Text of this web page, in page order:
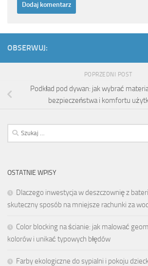
OBSERWUJ:
POPRZEDNI POST
Podkład pod dywan: jak wybrać
bezpieczeństwa i komfortu
Szukaj:
OSTATNIE WPISY
Dlaczego inwestycja w deszczownię z
skuteczny sposób na mniejsze rachunki za
Color blocking na ścianie: jak malować
kolorów i unikać typowych błędów
Farby ekologiczne do sypialni i pokoju